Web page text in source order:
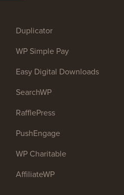
Duplicator
WP Simple Pay
Easy Digital Downloads
SearchWP
RafflePress
PushEngage
WP Charitable
AffiliateWP